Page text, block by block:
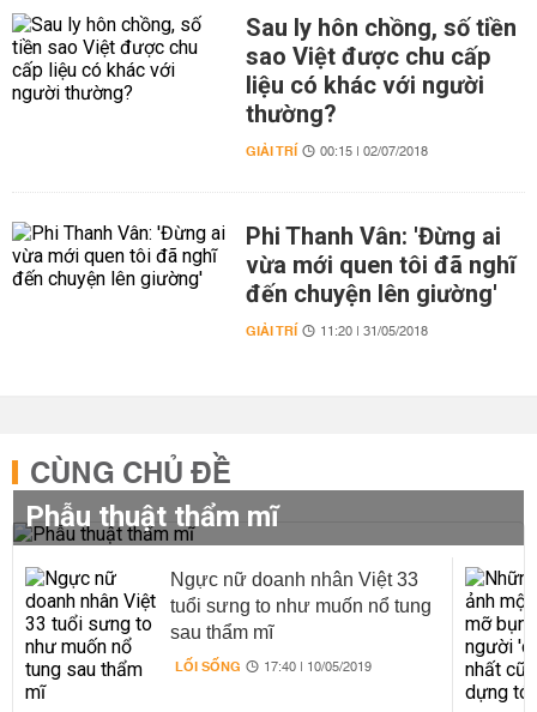
Sau ly hôn chồng, số tiền
sao Việt được chu cấp
liệu có khác với người
thường?
GIẢI TRÍ 00:15 | 02/07/2018
Phi Thanh Vân: 'Đừng ai
vừa mới quen tôi đã nghĩ
đến chuyện lên giường'
GIẢI TRÍ 11:20 | 31/05/2018
CÙNG CHỦ ĐỀ
Phẫu thuật thẩm mĩ
Ngực nữ doanh nhân Việt 33
tuổi sưng to như muốn nổ tung
sau thẩm mĩ
LỐI SỐNG 17:40 | 10/05/2019